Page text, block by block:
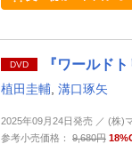
DVD 『ワールド
植田圭輔 溝口琢矢
2025年09月24日発売 ／ (株)
参考小売価格：
9,680円